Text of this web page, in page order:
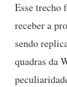
Esse trecho
receber a
sendo
quadras da